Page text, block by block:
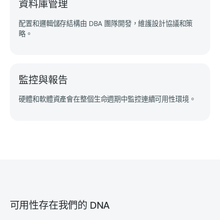
資料庫管理
配置和邏輯儲存結構由 DBA 團隊開發，維護設計協議和策
略。
監控與報告
硬體和軟體資產會在整個生命週期中監控連續可用性環境。
可用性存在我們的 DNA